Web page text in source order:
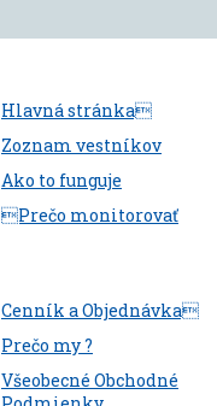
Hlavná stránka
Zoznam vestníkov
Ako to funguje
Prečo monitorovať
Cenník a Objednávka
Prečo my ?
Všeobecné Obchodné